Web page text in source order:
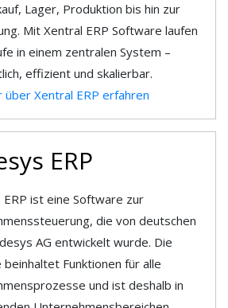
Lager, Produktion bis hin zur
Mit Xentral ERP Software laufen
in einem zentralen System –
effizient und skalierbar.
über Xentral ERP erfahren
ERP
ist eine Software zur
die von deutschen
AG entwickelt wurde. Die
Funktionen für alle
und ist deshalb in